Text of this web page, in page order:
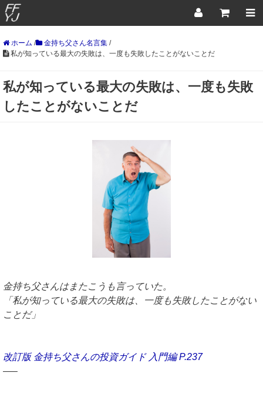
ホーム / 金持ち父さん名言集 /
私が知っている最大の失敗は、一度も失敗したことがないことだ
私が知っている最大の失敗は、一度も失敗
したことがないことだ
金持ち父さんはまたこうも言っていた。
「私が知っている最大の失敗は、一度も失敗したことがない
ことだ」
改訂版 金持ち父さんの投資ガイド 入門編 P.237
—–